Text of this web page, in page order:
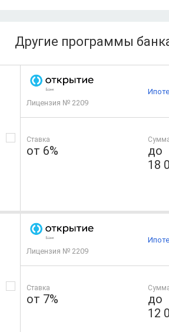
Другие программы
Лицензия № 2209
Ставка
от 6%
до
18
Лицензия № 2209
Ставка
от 7%
до
12